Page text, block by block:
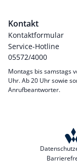
Kontakt
Kontaktformular
Service-Hotline
05572/4000
Montags bis samstags
Uhr. Ab 20 Uhr sowie
Anrufbeantworter.